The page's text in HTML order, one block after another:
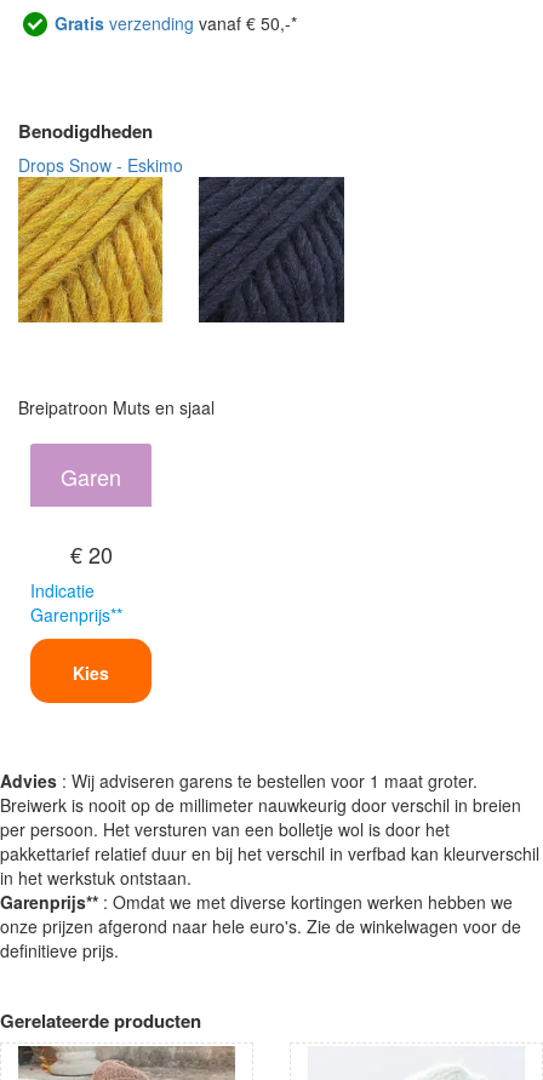
Gratis verzending vanaf € 50,-*
Benodigdheden
Drops Snow - Eskimo
Breipatroon Muts en sjaal
Garen
€ 20
Indicatie
Garenprijs**
Kies
Advies : Wij adviseren garens te bestellen voor 1 maat groter.
Breiwerk is nooit op de millimeter nauwkeurig door verschil in breien
per persoon. Het versturen van een bolletje wol is door het
pakkettarief relatief duur en bij het verschil in verfbad kan kleurverschil
in het werkstuk ontstaan.
Garenprijs** : Omdat we met diverse kortingen werken hebben we
onze prijzen afgerond naar hele euro's. Zie de winkelwagen voor de
definitieve prijs.
Gerelateerde producten